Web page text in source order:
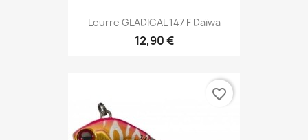
Leurre GLADICAL 147 F Daïwa
12,90 €
favorite_border